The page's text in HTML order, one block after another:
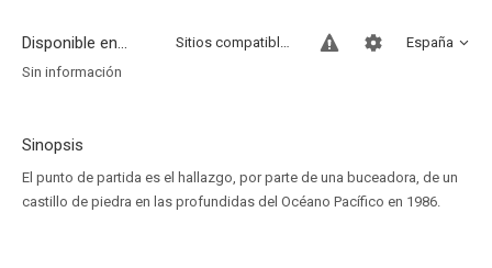
Disponible en... España
Sitios compatibles
Sin información
Sinopsis
El punto de partida es el hallazgo, por parte de una buceadora, de un
castillo de piedra en las profundidas del Océano Pacífico en 1986.